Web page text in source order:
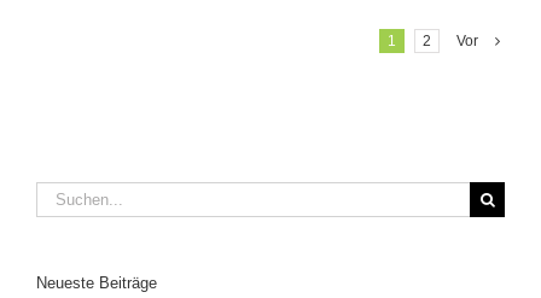
1 2 Vor
Suche
nach:
Neueste Beiträge